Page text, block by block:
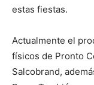
estas fiestas.
Actualmente el
físicos de Pronto
Salcobrand,